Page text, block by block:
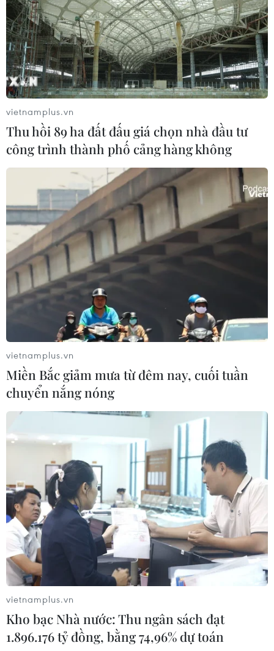
TIN CÙNG CHUYÊN MỤC
Để trái sầu riêng đáp ứng yêu cầu
xuất khẩu bền vững
07/08/2026 07:34
Tây Ninh thúc đẩy bình dân học vụ
số, tạo động lực phát triển kinh tế số
07/08/2026 07:17
vietnamplus.vn
Thu hồi 89 ha đất đấu giá chọn nhà đầu tư
công trình thành phố cảng hàng không
vietnamplus.vn
Miền Bắc giảm mưa từ đêm nay, cuối tuần
chuyển nắng nóng
vietnamplus.vn
Kho bạc Nhà nước: Thu ngân sách đạt
1.896.176 tỷ đồng, bằng 74,96% dự toán